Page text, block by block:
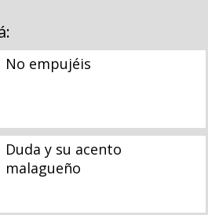
No empujéis
Duda y su acento
malagueño